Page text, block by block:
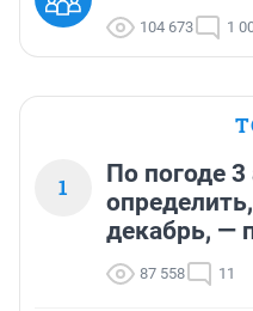
104 673 1
1
По погоде
декабрь, —
87 558 11